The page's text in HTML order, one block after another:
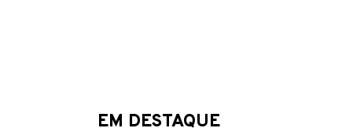
EM DESTAQUE